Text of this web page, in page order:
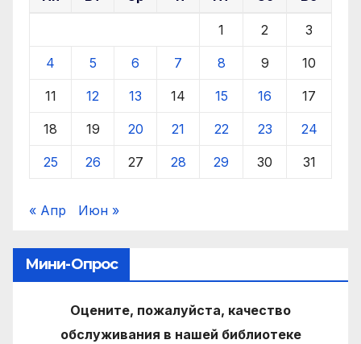
1 2 3
4 5 6 7 8 9 10
11 12 13 14 15 16 17
18 19 20 21 22 23 24
25 26 27 28 29 30 31
« Апр Июн »
Мини-Опрос
Оцените, пожалуйста, качество
обслуживания в нашей библиотеке